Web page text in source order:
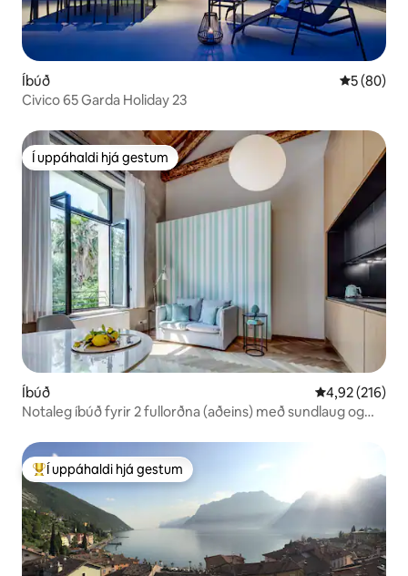
Íbúð 5 af 5 í
5 (80)
Civico 65 Garda Holiday 23
Í uppáhaldi hjá gestum
Í uppáhaldi hjá gestum
Íbúð 4,92 af 5 í
4,92 (216)
Notaleg íbúð fyrir 2 fullorðna (aðeins) með sundlaug og
Í mestu uppáhaldi hjá gestum
Í uppáhaldi hjá gestum